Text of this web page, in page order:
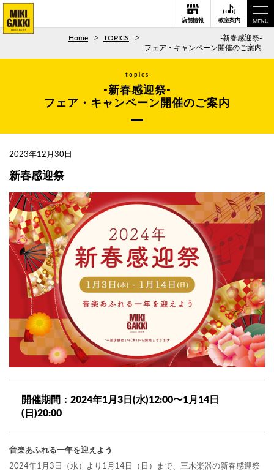
店舗情報 教室案内 MENU
Home TOPICS
-新春感迎祭-
フェア・キャンペーン開催のご案内
topics
-新春感迎祭-
フェア・キャンペーン開催のご案内
2023年12月30日
新春感迎祭
開催期間：2024年1月3日(水)12:00〜1月14日
(日)20:00
音楽あふれる一年を迎えよう
2024年1月3日（水）より1月14日（日）まで、三木楽器の新春感迎祭